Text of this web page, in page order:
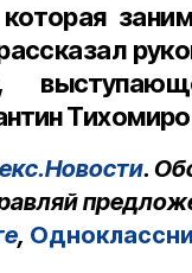
.
,